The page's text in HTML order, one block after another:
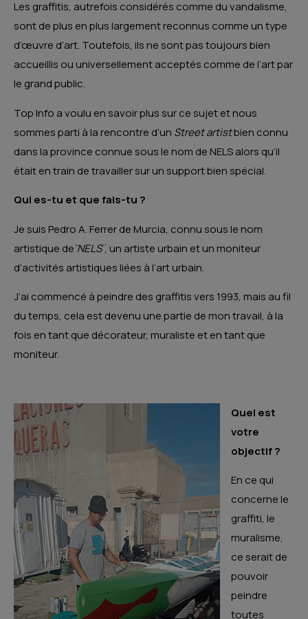
Les graffitis, autrefois considérés comme du vandalisme,
sont de plus en plus largement reconnus comme un type
d’œuvre d’art. Toutefois, ils ne sont pas toujours bien
accueillis ou universellement acceptés comme de l’art par
le grand public.
Top Info a voulu en savoir plus sur ce sujet et nous
sommes parti à la rencontre d’un Street artistbien connu
dans la province connue sous le nom de NELS alors qu’il
était en train de travailler sur un support bien spécial.
Qui es-tu et que fais-tu ?
Je suis Pedro A. Ferrer de Murcia, connu sous le nom
artistique de ̈NELS ̈, un artiste urbain et un moniteur
d’activités artistiques liées à l’art urbain.
J’ai commencé à peindre des graffitis vers 1993, mais au fil
du temps, cela est devenu une partie de mon travail, à la
fois en tant que décorateur, muraliste et en tant que
moniteur.
Quel est
votre
objectif ?
En ce qui
concerne le
graffiti, le
muralisme,
ce serait de
pouvoir
peindre
toutes